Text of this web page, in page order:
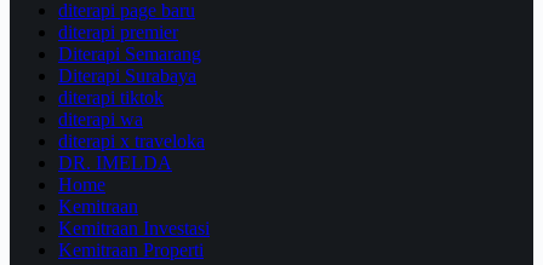
diterapi page baru
diterapi premier
Diterapi Semarang
Diterapi Surabaya
diterapi tiktok
diterapi wa
diterapi x traveloka
DR. IMELDA
Home
Kemitraan
Kemitraan Investasi
Kemitraan Properti